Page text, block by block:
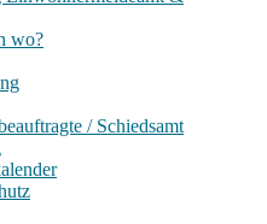
wo?
/ Schiedsamt